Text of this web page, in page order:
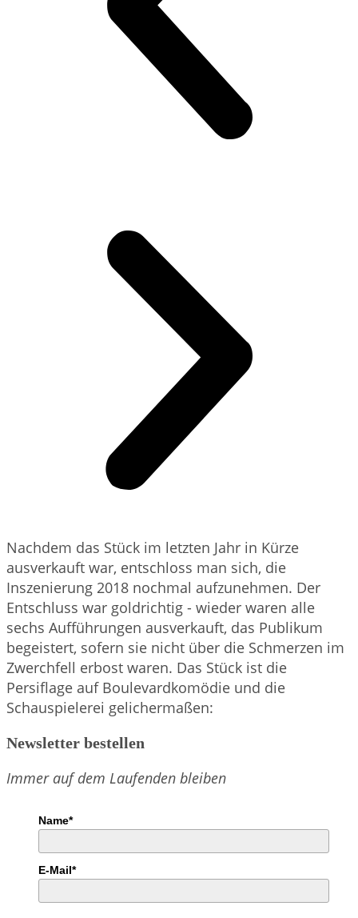
Nachdem das Stück im letzten Jahr in Kürze
ausverkauft war, entschloss man sich, die
Inszenierung 2018 nochmal aufzunehmen. Der
Entschluss war goldrichtig - wieder waren alle
sechs Aufführungen ausverkauft, das Publikum
begeistert, sofern sie nicht über die Schmerzen im
Zwerchfell erbost waren. Das Stück ist die
Persiflage auf Boulevardkomödie und die
Schauspielerei gelichermaßen:
Newsletter bestellen
Immer auf dem Laufenden bleiben
Name*
E-Mail*